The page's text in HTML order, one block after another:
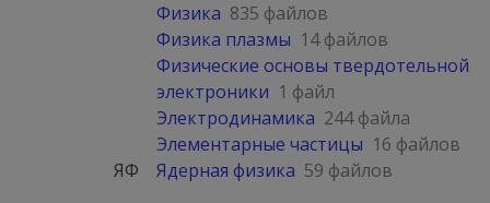
Физика 835 файлов
Физика плазмы 14 файлов
Физические основы твердотельной
электроники 1 файл
Электродинамика 244 файла
Элементарные частицы 16 файлов
ЯФ
Ядерная физика 59 файлов